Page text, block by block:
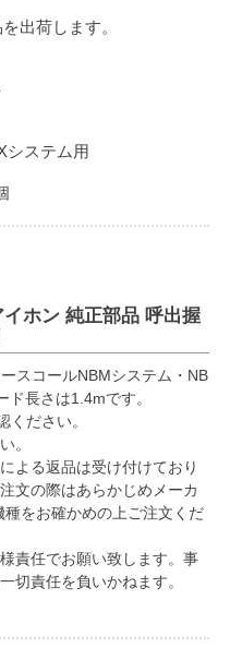
出荷します。
システム用
ホン 純正部品 呼出握
スコールNBMシステム・NB
ド長さは1.4mです。
ください。
。
よる返品は受け付けており
文の際はあらかじめメーカ
をお確かめの上ご注文くだ
責任でお願い致します。事
切責任を負いかねます。